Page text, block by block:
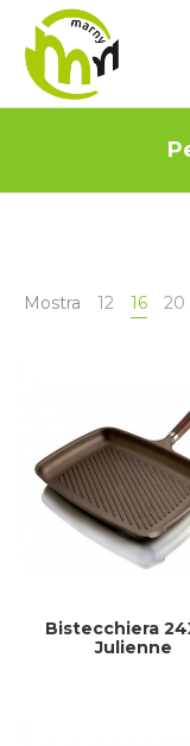
Mostra 12 16 20
Bistecchiera
Julienne